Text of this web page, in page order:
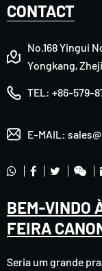
CONTACT
No.168 Yingui
Yongkang,
TEL: +86-579-
E-MAIL:
BEM-VINDO
FEIRA
Seria um grande